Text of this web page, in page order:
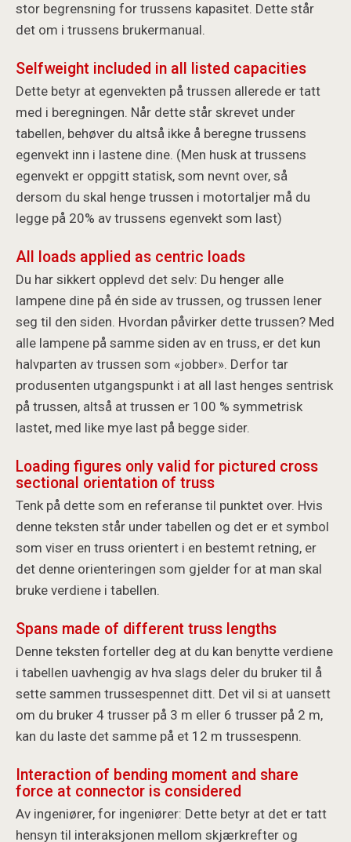
stor begrensning for trussens kapasitet. Dette står
det om i trussens brukermanual.
Selfweight included in all listed capacities
Dette betyr at egenvekten på trussen allerede er tatt
med i beregningen. Når dette står skrevet under
tabellen, behøver du altså ikke å beregne trussens
egenvekt inn i lastene dine. (Men husk at trussens
egenvekt er oppgitt statisk, som nevnt over, så
dersom du skal henge trussen i motortaljer må du
legge på 20% av trussens egenvekt som last)
All loads applied as centric loads
Du har sikkert opplevd det selv: Du henger alle
lampene dine på én side av trussen, og trussen lener
seg til den siden. Hvordan påvirker dette trussen? Med
alle lampene på samme siden av en truss, er det kun
halvparten av trussen som «jobber». Derfor tar
produsenten utgangspunkt i at all last henges sentrisk
på trussen, altså at trussen er 100 % symmetrisk
lastet, med like mye last på begge sider.
Loading figures only valid for pictured cross
sectional orientation of truss
Tenk på dette som en referanse til punktet over. Hvis
denne teksten står under tabellen og det er et symbol
som viser en truss orientert i en bestemt retning, er
det denne orienteringen som gjelder for at man skal
bruke verdiene i tabellen.
Spans made of different truss lengths
Denne teksten forteller deg at du kan benytte verdiene
i tabellen uavhengig av hva slags deler du bruker til å
sette sammen trussespennet ditt. Det vil si at uansett
om du bruker 4 trusser på 3 m eller 6 trusser på 2 m,
kan du laste det samme på et 12 m trussespenn.
Interaction of bending moment and share
force at connector is considered
Av ingeniører, for ingeniører: Dette betyr at det er tatt
hensyn til interaksjonen mellom skjærkrefter og